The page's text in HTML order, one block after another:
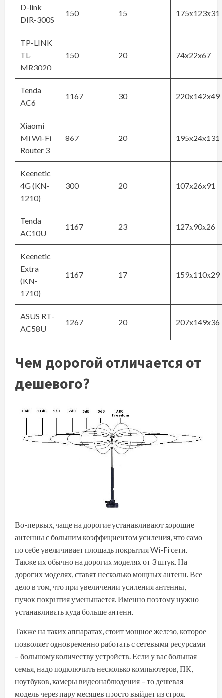
D-link
DIR-300S
150 15 175х123х31
TP-LINK
TL-
MR3020
150 20 74x22x67
Tenda
AC6
1167 30 220x142x49
Xiaomi
Mi Wi-Fi
Router 3
867 20 195x24x131
Keenetic
4G (KN-
1210)
300 20 107x26x91
Tenda
AC10U
1167 23 127х90х26
Keenetic
Extra
(KN-
1710)
1167 17 159х110х29
ASUS RT-
AC58U
1267 20 207x149x36
Чем дорогой отличается от
дешевого?
Во-первых, чаще на дорогие устанавливают хорошие
антенны с большим коэффициентом усиления, что само
по себе увеличивает площадь покрытия Wi-Fi сети.
Также их обычно на дорогих моделях от 3 штук. На
дорогих моделях, ставят несколько мощных антенн. Все
дело в том, что при увеличении усиления антенны,
пучок покрытия уменьшается. Именно поэтому нужно
устанавливать куда больше антенн.
Также на таких аппаратах, стоит мощное железо, которое
позволяет одновременно работать с сетевыми ресурсами
– большому количеству устройств. Если у вас большая
семья, надо подключить несколько компьютеров, ПК,
ноутбуков, камеры видеонаблюдения – то дешевая
модель через пару месяцев просто выйдет из строя.